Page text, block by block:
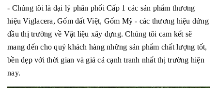
- Chúng tôi là đại lý phân phối Cấp 1 các sản phẩm thương
hiệu Viglacera, Gốm đất Việt, Gốm Mỹ - các thương hiệu đứng
đầu thị trường về Vật liệu xây dựng. Chúng tôi cam kết sẽ
mang đến cho quý khách hàng những sản phẩm chất lượng tốt,
bền đẹp với thời gian và giá cả cạnh tranh nhất thị trường hiện
nay.